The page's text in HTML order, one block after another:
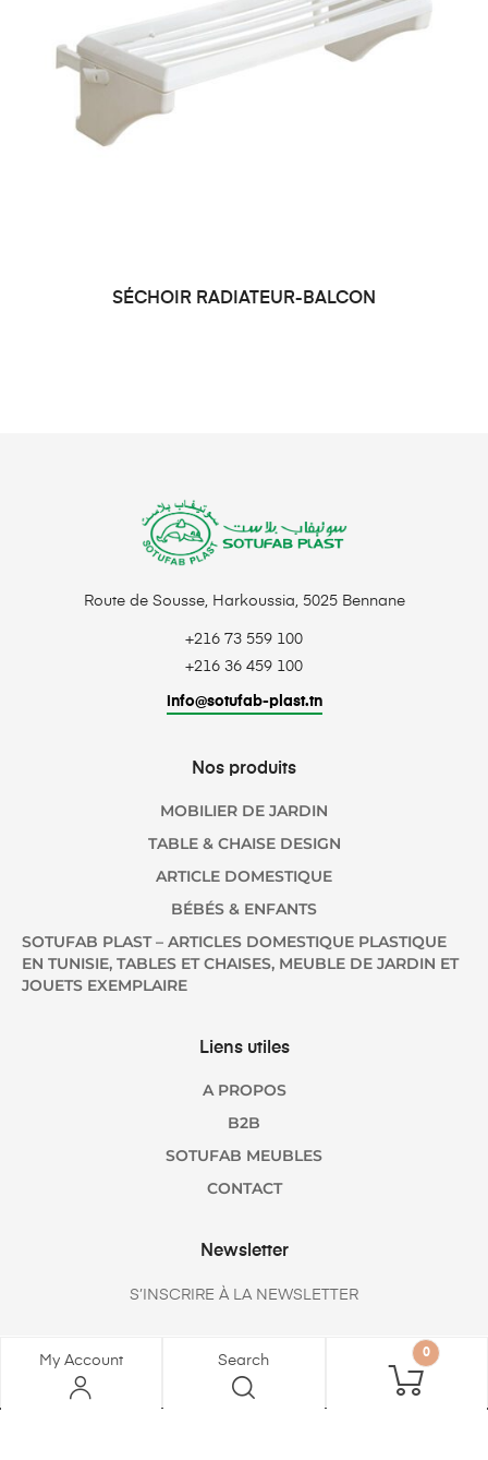
SÉCHOIR RADIATEUR-BALCON
Route de Sousse, Harkoussia, 5025 Bennane
+216 73 559 100
+216 36 459 100
info@sotufab-plast.tn
Nos produits
MOBILIER DE JARDIN
TABLE & CHAISE DESIGN
ARTICLE DOMESTIQUE
BÉBÉS & ENFANTS
SOTUFAB PLAST – ARTICLES DOMESTIQUE PLASTIQUE
EN TUNISIE, TABLES ET CHAISES, MEUBLE DE JARDIN ET
JOUETS EXEMPLAIRE
Liens utiles
A PROPOS
B2B
SOTUFAB MEUBLES
CONTACT
Newsletter
S’INSCRIRE À LA NEWSLETTER
My Account Search 0